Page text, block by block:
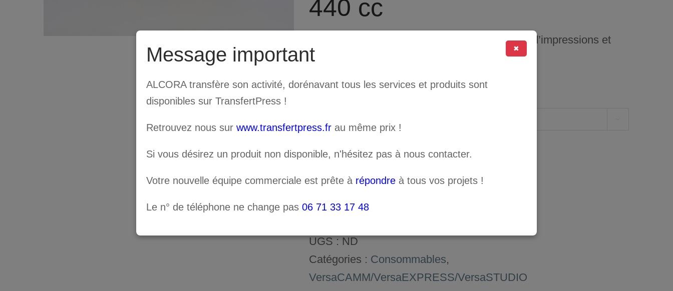
440 cc
Encres à base d’eco-solvant pour les traceurs d’impressions et
d’impressions découpes Roland.
de
Eco-
Sol
MAX
AJOUTER AU PANIER
UGS :ND
Catégories : Consommables,
VersaCAMM/VersaEXPRESS/VersaSTUDIO
✖
Message important
ALCORA transfère son activité, dorénavant tous les services et produits sont
disponibles sur TransfertPress !
Retrouvez nous sur www.transfertpress.fr au même prix !
Si vous désirez un produit non disponible, n'hésitez pas à nous contacter.
Votre nouvelle équipe commerciale est prête à répondre à tous vos projets !
Le n° de téléphone ne change pas 06 71 33 17 48